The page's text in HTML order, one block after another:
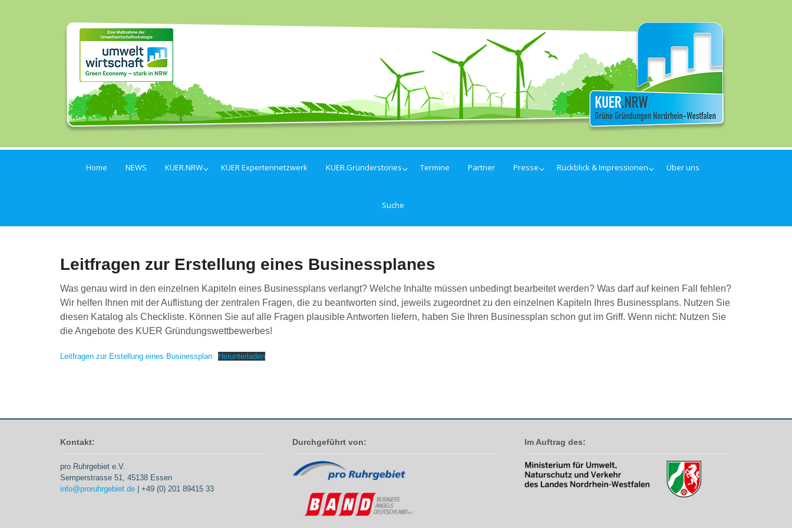
Home NEWS KUER.NRW KUER Expertennetzwerk KUER.Gründerstories Termine Partner Presse Rückblick & Impressionen Über uns
Suche
Leitfragen zur Erstellung eines Businessplanes
Was genau wird in den einzelnen Kapiteln eines Businessplans verlangt? Welche Inhalte müssen unbedingt bearbeitet werden? Was darf auf keinen Fall fehlen?
Wir helfen Ihnen mit der Auflistung der zentralen Fragen, die zu beantworten sind, jeweils zugeordnet zu den einzelnen Kapiteln Ihres Businessplans. Nutzen Sie
diesen Katalog als Checkliste. Können Sie auf alle Fragen plausible Antworten liefern, haben Sie Ihren Businessplan schon gut im Griff. Wenn nicht: Nutzen Sie
die Angebote des KUER Gründungswettbewerbes!
Leitfragen zur Erstellung eines Businessplan Herunterladen
Kontakt:
pro Ruhrgebiet e.V.
Semperstrasse 51, 45138 Essen
info@proruhrgebiet.de | +49 (0) 201 89415 33
Durchgeführt von: Im Auftrag des: